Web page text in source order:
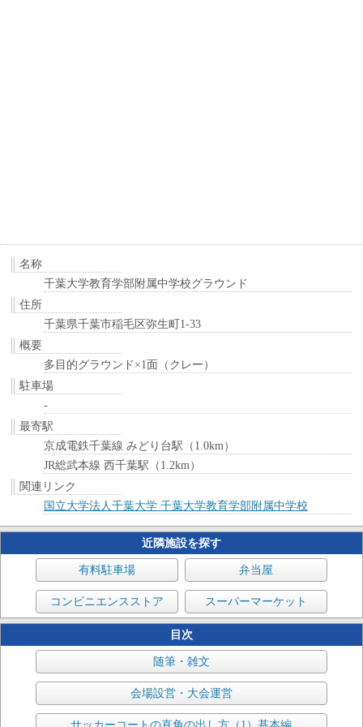
名称
千葉大学教育学部附属中学校グラウンド
住所
千葉県千葉市稲毛区弥生町1-33
概要
多目的グラウンド×1面（クレー）
駐車場
-
最寄駅
京成電鉄千葉線 みどり台駅（1.0km）
JR総武本線 西千葉駅（1.2km）
関連リンク
国立大学法人千葉大学 千葉大学教育学部附属中学校
近隣施設を探す
有料駐車場 弁当屋
コンビニエンスストア スーパーマーケット
目次
随筆・雑文
会場設営・大会運営